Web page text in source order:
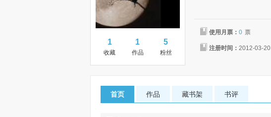
1
收藏
1
作品
5
粉丝
使用月票： 0 票
注册时间： 2012-03-20
首页 作品 藏书架 书评